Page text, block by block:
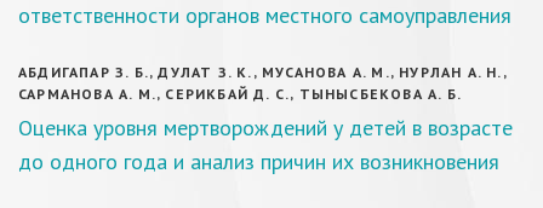
ответственности органов местного самоуправления
АБДИГАПАР З. Б., ДУЛАТ З. К., МУСАНОВА А. М., НУРЛАН А. Н.,
САРМАНОВА А. М., СЕРИКБАЙ Д. С., ТЫНЫСБЕКОВА А. Б.
Оценка уровня мертворождений у детей в возрасте
до одного года и анализ причин их возникновения